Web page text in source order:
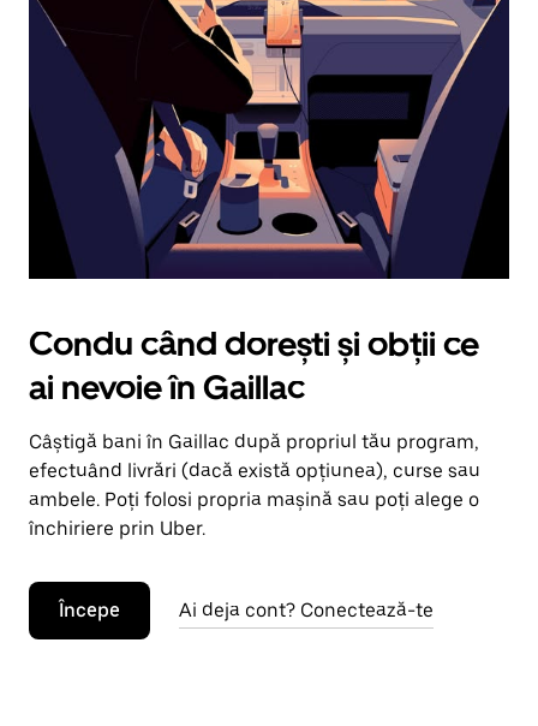
în
jos.
Închide
calendarul
apăsând
pe
butonul
Escape.
Condu când dorești și obții ce
ai nevoie în Gaillac
Câștigă bani în Gaillac după propriul tău program,
efectuând livrări (dacă există opțiunea), curse sau
ambele. Poți folosi propria mașină sau poți alege o
închiriere prin Uber.
Începe Ai deja cont? Conectează-te